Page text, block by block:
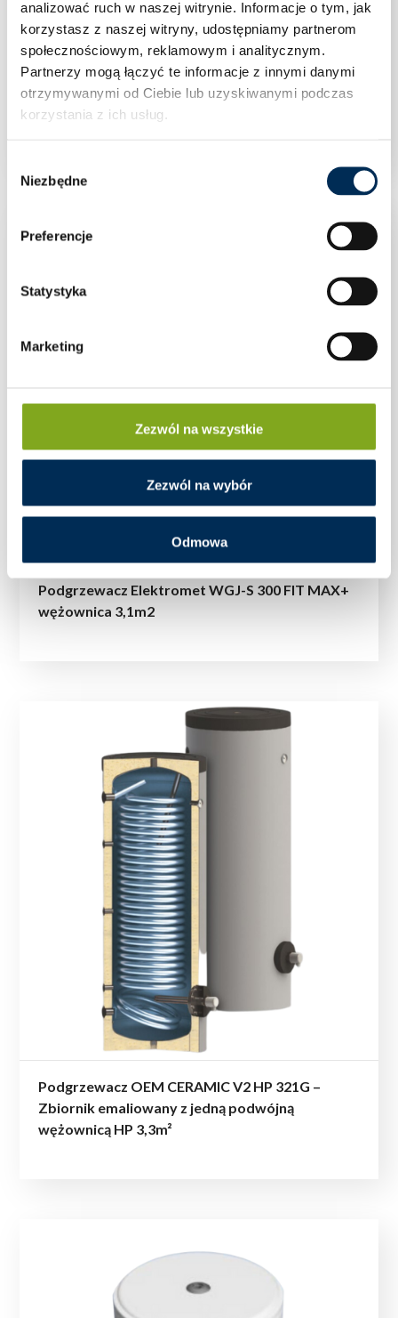
analizować ruch w naszej witrynie. Informacje o tym, jak
korzystasz z naszej witryny, udostępniamy partnerom
społecznościowym, reklamowym i analitycznym.
Partnerzy mogą łączyć te informacje z innymi danymi
otrzymywanymi od Ciebie lub uzyskiwanymi podczas
korzystania z ich usług.
zgody
Niezbędne
Preferencje
Statystyka
Marketing
Zezwól na wszystkie
Zezwól na wybór
Odmowa
Zbiornik buforowy Elektromet WGJ-B PSTW
220 L
Podgrzewacz Elektromet WGJ-S 300 FIT MAX+
wężownica 3,1m2
Podgrzewacz OEM CERAMIC V2 HP 321G –
Zbiornik emaliowany z jedną podwójną
wężownicą HP 3,3m²